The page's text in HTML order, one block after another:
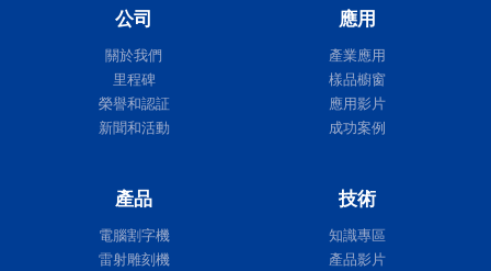
公司
關於我們
里程碑
榮譽和認証
新聞和活動
應用
產業應用
樣品櫥窗
應用影片
成功案例
產品
電腦割字機
雷射雕刻機
技術
知識專區
產品影片